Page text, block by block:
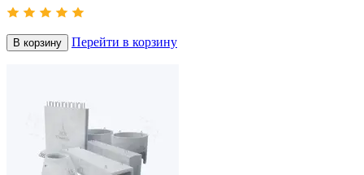
В корзину Перейти в корзину